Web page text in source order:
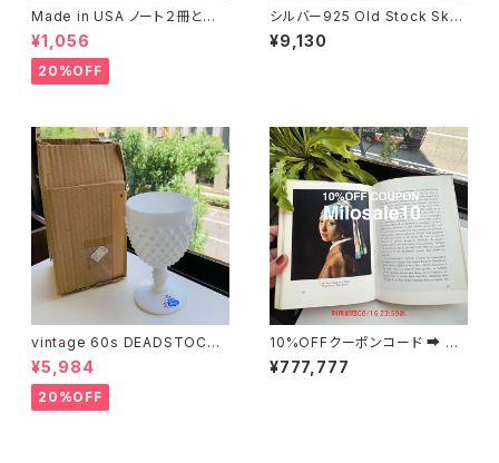
Made in USA ノート２冊とお
まけ
¥1,056
20%OFF
シルバー925 Old Stock Skull
ブレスレット（バラ売り）
¥9,130
vintage 60s DEADSTOCK
Fenton ミルクガラスゴブレット
（箱付き）
¥5,984
20%OFF
10%OFFクーポンコード ➡︎ Mil
osale10
¥777,777